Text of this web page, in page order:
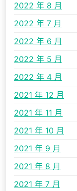
2022 年 8 月
2022 年 7 月
2022 年 6 月
2022 年 5 月
2022 年 4 月
2021 年 12 月
2021 年 11 月
2021 年 10 月
2021 年 9 月
2021 年 8 月
2021 年 7 月